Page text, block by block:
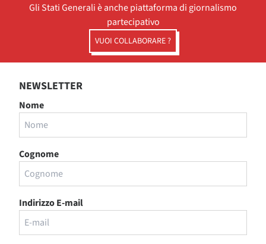
Gli Stati Generali è anche piattaforma di giornalismo
partecipativo
VUOI COLLABORARE ?
NEWSLETTER
Nome
Cognome
Indirizzo E-mail